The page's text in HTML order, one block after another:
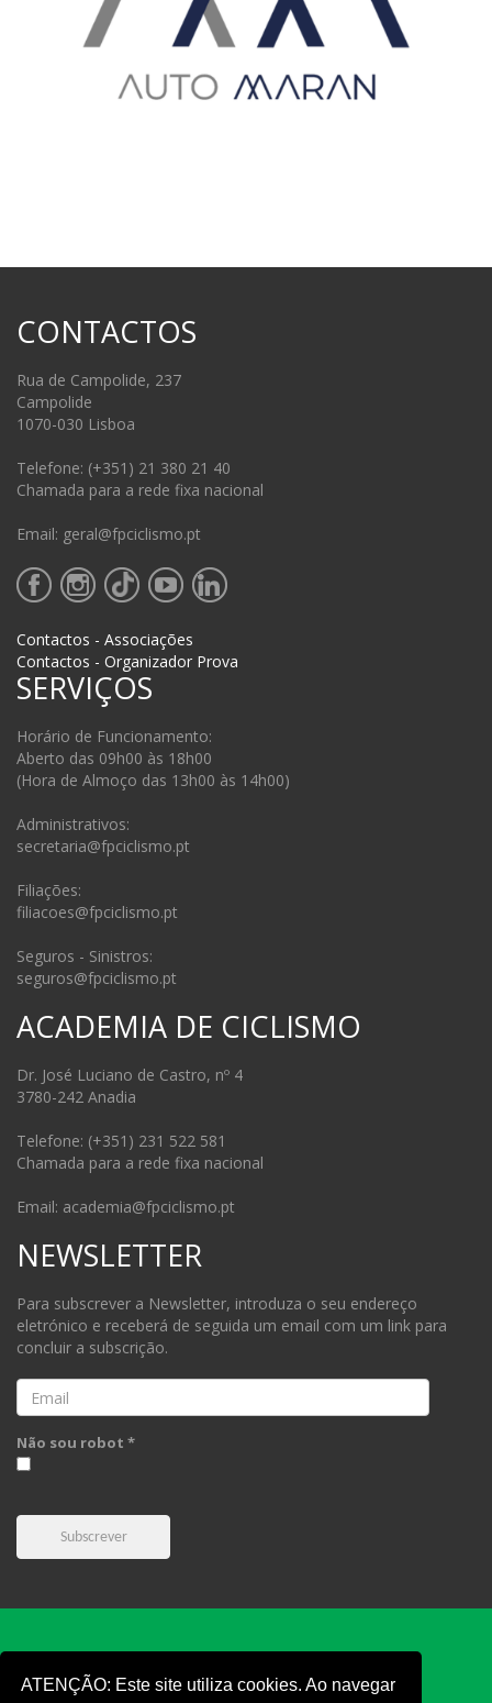
ATENÇÃO: Este site utiliza cookies. Ao navegar
CONTACTOS
Rua de Campolide, 237
Campolide
1070-030 Lisboa
Telefone: (+351) 21 380 21 40
Chamada para a rede fixa nacional
Email: geral@fpciclismo.pt
Contactos - Associações
Contactos - Organizador Prova
SERVIÇOS
Horário de Funcionamento:
Aberto das 09h00 às 18h00
(Hora de Almoço das 13h00 às 14h00)
Administrativos:
secretaria@fpciclismo.pt
Filiações:
filiacoes@fpciclismo.pt
Seguros - Sinistros:
seguros@fpciclismo.pt
ACADEMIA DE CICLISMO
Dr. José Luciano de Castro, nº 4
3780-242 Anadia
Telefone: (+351) 231 522 581
Chamada para a rede fixa nacional
Email: academia@fpciclismo.pt
NEWSLETTER
Para subscrever a Newsletter, introduza o seu endereço
eletrónico e receberá de seguida um email com um link para
concluir a subscrição.
Email
Não sou robot *
Subscrever